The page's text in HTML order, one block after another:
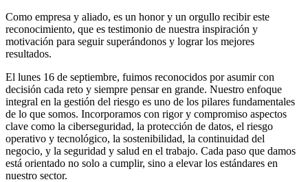
Como empresa y aliado, es un honor y un orgullo recibir este
reconocimiento, que es testimonio de nuestra inspiración y
motivación para seguir superándonos y lograr los mejores
resultados.
El lunes 16 de septiembre, fuimos reconocidos por asumir con
decisión cada reto y siempre pensar en grande. Nuestro enfoque
integral en la gestión del riesgo es uno de los pilares fundamentales
de lo que somos. Incorporamos con rigor y compromiso aspectos
clave como la ciberseguridad, la protección de datos, el riesgo
operativo y tecnológico, la sostenibilidad, la continuidad del
negocio, y la seguridad y salud en el trabajo. Cada paso que damos
está orientado no solo a cumplir, sino a elevar los estándares en
nuestro sector.